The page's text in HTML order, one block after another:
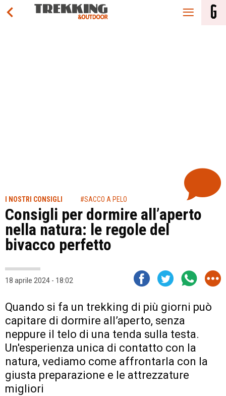
I NOSTRI CONSIGLI #SACCO A PELO
Consigli per dormire all’aperto
nella natura: le regole del
bivacco perfetto
18 aprile 2024 - 18:02
Quando si fa un trekking di più giorni può
capitare di dormire all’aperto, senza
neppure il telo di una tenda sulla testa.
Un'esperienza unica di contatto con la
natura, vediamo come affrontarla con la
giusta preparazione e le attrezzature
migliori